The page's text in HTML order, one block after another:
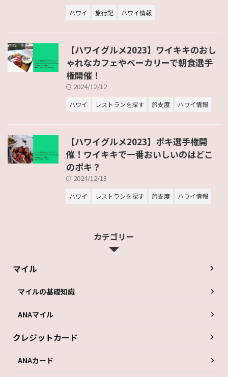
ハワイ 旅行記 ハワイ情報
【ハワイグルメ2023】ワイキキのおし
ゃれなカフェやベーカリーで朝食選手
権開催！
2024/12/12
ハワイ レストランを探す 旅支度 ハワイ情報
【ハワイグルメ2023】ポキ選手権開
催！ワイキキで一番おいしいのはどこ
のポキ？
2024/12/13
ハワイ レストランを探す 旅支度 ハワイ情報
カテゴリー
マイル
マイルの基礎知識
ANAマイル
クレジットカード
ANAカード